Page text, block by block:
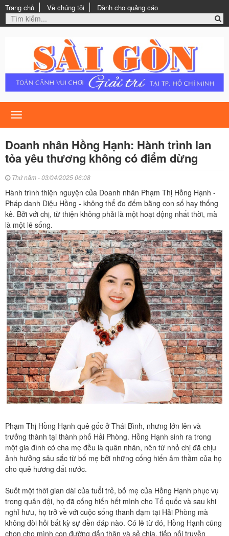
Trang chủ Về chúng tôi Dành cho quảng cáo
Toggle
navigation
Doanh nhân Hồng Hạnh: Hành trình lan
tỏa yêu thương không có điểm dừng
Thứ năm - 03/04/2025 06:08
Hành trình thiện nguyện của Doanh nhân Phạm Thị Hồng Hạnh -
Pháp danh Diệu Hồng - không thể đo đếm bằng con số hay thống
kê. Bởi với chị, từ thiện không phải là một hoạt động nhất thời, mà
là một lẽ sống.
Phạm Thị Hồng Hạnh quê gốc ở Thái Bình, nhưng lớn lên và
trưởng thành tại thành phố Hải Phòng. Hồng Hạnh sinh ra trong
một gia đình có cha mẹ đều là quân nhân, nên từ nhỏ chị đã chịu
ảnh hưởng sâu sắc từ bố mẹ bởi những cống hiến âm thầm của họ
cho quê hương đất nước.
Suốt một thời gian dài của tuổi trẻ, bố mẹ của Hồng Hạnh phục vụ
trong quân đội, họ đã cống hiến hết mình cho Tổ quốc và sau khi
nghỉ hưu, họ trở về với cuộc sống thanh đạm tại Hải Phòng mà
không đòi hỏi bất kỳ sự đền đáp nào. Có lẽ từ đó, Hồng Hạnh cũng
chọn cho mình con đường dấn thân và sẻ chia, tiếp nối truyền